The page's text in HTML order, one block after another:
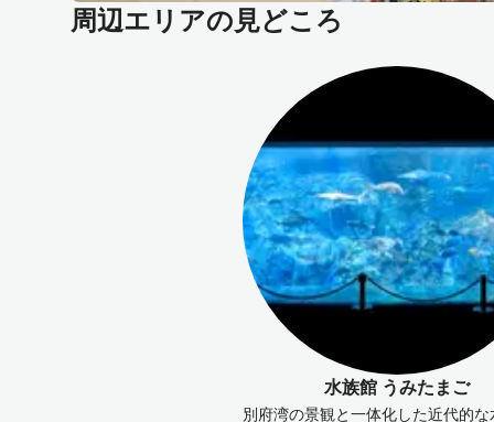
周辺エリアの見どころ
水族館 うみたまご
別府湾の景観と一体化した近代的な